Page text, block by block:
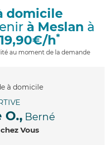
domicile
à Meslan à
19,90€/h*
au moment de la demande
O., Berné
Vous